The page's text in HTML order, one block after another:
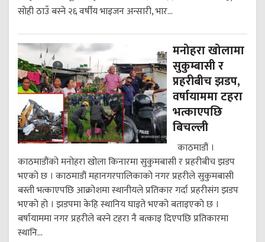
सोही ठाउँ बस्ने २६ वर्षीय भाइजन अन्सारी, भार...
मनोहरा खोलामा
सुकुम्बासी र
प्रहरीबीच झडप,
वर्षायाममा टहरा
भत्काएपछि
बिचल्ली
काठमाडौं ।
काठमाडौंको मनोहरा खोला किनारमा सुकुमबासी र प्रहरीबीच झडप
भएको छ । काठमाडौं महानगरपालिकाको नगर प्रहरीले सुकुमबासी
बस्ती भत्काएपछि आक्रोशमा स्थानीयले प्रतिकार गर्दा प्रहरीसंग झडप
भएको हो । झडपमा केहि स्थानिय घाइते भएको बताइएको छ ।
बर्षायाममा नगर प्रहरीले बस्ने टहरा नै बत्काइ दिएपछि प्रतिकारमा
स्थानि...